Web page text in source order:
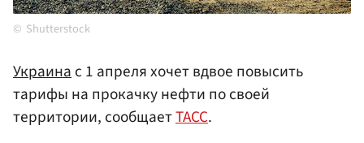
Shutterstock
Украинас 1 апреля хочет вдвое повысить
тарифы на прокачку нефти по своей
территории, сообщаетТАСС.